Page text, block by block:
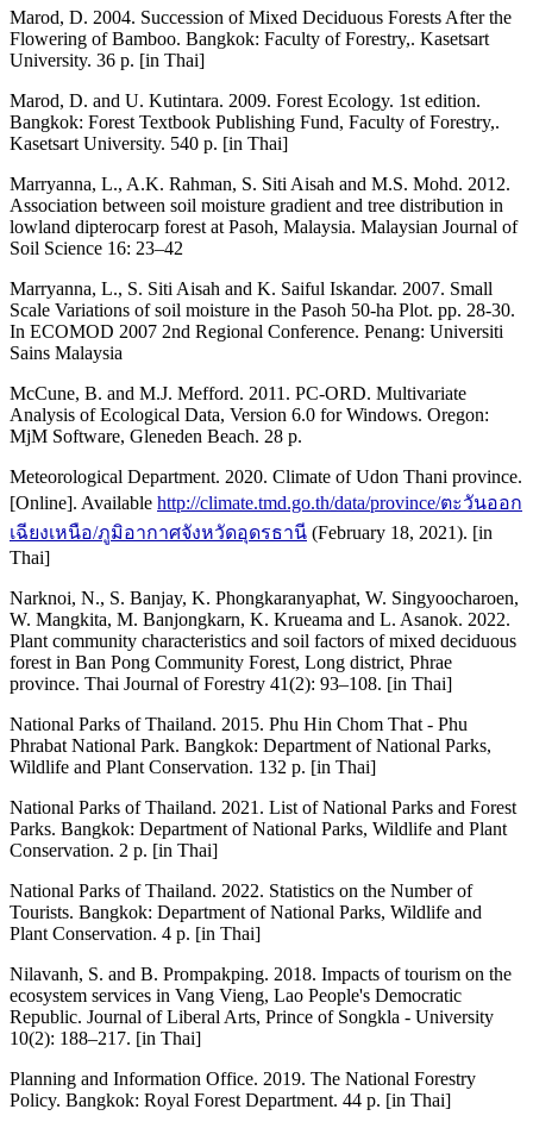
Marod, D. 2004. Succession of Mixed Deciduous Forests After the
Flowering of Bamboo. Bangkok: Faculty of Forestry,. Kasetsart
University. 36 p. [in Thai]
Marod, D. and U. Kutintara. 2009. Forest Ecology. 1st edition.
Bangkok: Forest Textbook Publishing Fund, Faculty of Forestry,.
Kasetsart University. 540 p. [in Thai]
Marryanna, L., A.K. Rahman, S. Siti Aisah and M.S. Mohd. 2012.
Association between soil moisture gradient and tree distribution in
lowland dipterocarp forest at Pasoh, Malaysia. Malaysian Journal of
Soil Science 16: 23–42
Marryanna, L., S. Siti Aisah and K. Saiful Iskandar. 2007. Small
Scale Variations of soil moisture in the Pasoh 50-ha Plot. pp. 28-30.
In ECOMOD 2007 2nd Regional Conference. Penang: Universiti
Sains Malaysia
McCune, B. and M.J. Mefford. 2011. PC-ORD. Multivariate
Analysis of Ecological Data, Version 6.0 for Windows. Oregon:
MjM Software, Gleneden Beach. 28 p.
Meteorological Department. 2020. Climate of Udon Thani province.
[Online]. Available http://climate.tmd.go.th/data/province/ตะวันออก
เฉียงเหนือ/ภูมิอากาศจังหวัดอุดรธานี (February 18, 2021). [in
Thai]
Narknoi, N., S. Banjay, K. Phongkaranyaphat, W. Singyoocharoen,
W. Mangkita, M. Banjongkarn, K. Krueama and L. Asanok. 2022.
Plant community characteristics and soil factors of mixed deciduous
forest in Ban Pong Community Forest, Long district, Phrae
province. Thai Journal of Forestry 41(2): 93–108. [in Thai]
National Parks of Thailand. 2015. Phu Hin Chom That - Phu
Phrabat National Park. Bangkok: Department of National Parks,
Wildlife and Plant Conservation. 132 p. [in Thai]
National Parks of Thailand. 2021. List of National Parks and Forest
Parks. Bangkok: Department of National Parks, Wildlife and Plant
Conservation. 2 p. [in Thai]
National Parks of Thailand. 2022. Statistics on the Number of
Tourists. Bangkok: Department of National Parks, Wildlife and
Plant Conservation. 4 p. [in Thai]
Nilavanh, S. and B. Prompakping. 2018. Impacts of tourism on the
ecosystem services in Vang Vieng, Lao People's Democratic
Republic. Journal of Liberal Arts, Prince of Songkla - University
10(2): 188–217. [in Thai]
Planning and Information Office. 2019. The National Forestry
Policy. Bangkok: Royal Forest Department. 44 p. [in Thai]